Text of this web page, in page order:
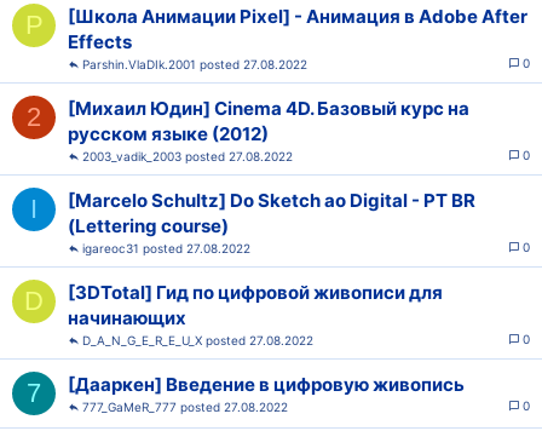
P
[Школа Анимации Pixel] - Анимация в Adobe After
Effects
0
27.08.2022
Parshin.VlaDIk.2001
2
[Михаил Юдин] Cinema 4D. Базовый курс на
русском языке (2012)
0
27.08.2022
2003_vadik_2003
I
[Marcelo Schultz] Do Sketch ao Digital - PT BR
(Lettering course)
0
27.08.2022
igareoc31
D
[3DTotal] Гид по цифровой живописи для
начинающих
0
27.08.2022
D_A_N_G_E_R_E_U_X
7 [Дааркен] Введение в цифровую живопись
0
27.08.2022
777_GaMeR_777